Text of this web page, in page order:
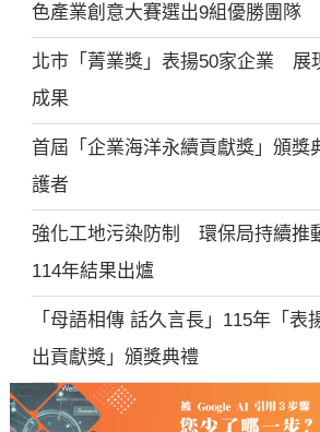
色產業創意大賽選出9組優勝團隊
北市「菁業獎」表揚50家企業 展
成果
首屆「企業海洋永續貢獻獎」頒獎
護者
強化工地污染防制 環保局持續推
114年結果出爐
「母語相傳 話久言長」115年「表
出貢獻獎」頒獎典禮